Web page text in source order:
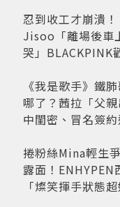
忍到收工才崩潰！
Jisoo「離場後車
哭」BLACKPINK
超心疼
《我是歌手》鐵
哪了？茜拉「父
中閨密、冒名簽
光
捲粉絲Mina輕生
露面！ENHYPEN
「燦笑揮手狀態